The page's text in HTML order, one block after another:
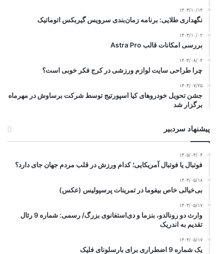
۱۴۰۳/۱۰/۱۴
نگهداری طلایی: برنامه زمان‌بندی سرویس گیربکس اتوماتیک
۱۴۰۴/۱۰/۰۲
بررسی امکانات قالب Astra Pro
۱۴۰۴/۰۸/۰۴
چرا طراحی سایت لوازم ورزشی در کرج فکر خوبی است؟
۱۴۰۴/۰۷/۲۵
جشن تحویل خودروهای کیا اسپورتیج توسط شرکت برساوش در مهرماه
برگزار شد
پیشنهاد سردبیر
۱۴۰۵/۰۴/۰۴
فوتبال یا فوتبال آمریکایی؛ کدام ورزش در قلب مردم جهان جای دارد؟
۱۴۰۴/۰۵/۱۸
بی‌خیالی خاص بیفوما در تمرینات پرسپولیس (عکس)
۱۴۰۴/۰۵/۱۷
وارث دو رونالدو، بنزما و دی‌استفانوی بزرگ/ رسمی: شماره 9 رئال
تقدیم به اندریک
۱۴۰۴/۰۵/۱۷
یک شماره 9 اضطراری برای بارسلونای فلیک